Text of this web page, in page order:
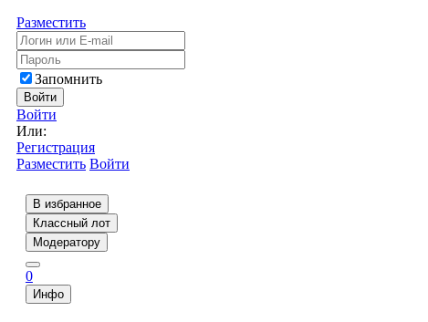
Разместить
Запомнить
Войти
Войти
Или:
Регистрация
Разместить Войти
В избранное
Классный лот
Модератору
0
Инфо